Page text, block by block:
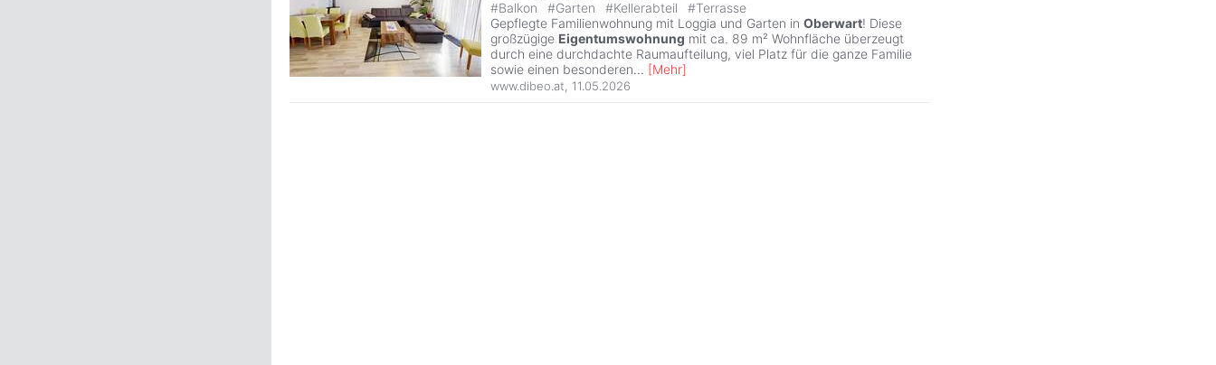
#Balkon #Garten #Kellerabteil #Terrasse
Gepflegte Familienwohnung mit Loggia und Garten in Oberwart! Diese
großzügige Eigentumswohnung mit ca. 89 m² Wohnfläche überzeugt
durch eine durchdachte Raumaufteilung, viel Platz für die ganze Familie
sowie einen besonderen... [Mehr]
www.dibeo.at, 11.05.2026